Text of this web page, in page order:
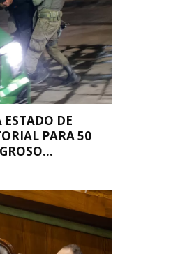
DE
PARA 50